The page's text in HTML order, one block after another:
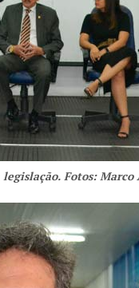
Fotos: Marco